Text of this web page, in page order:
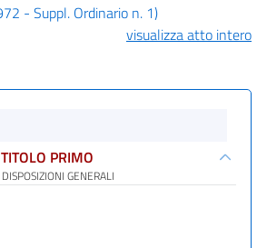
- Suppl. Ordinario n. 1)
visualizza atto intero
TITOLO PRIMO
DISPOSIZIONI GENERALI